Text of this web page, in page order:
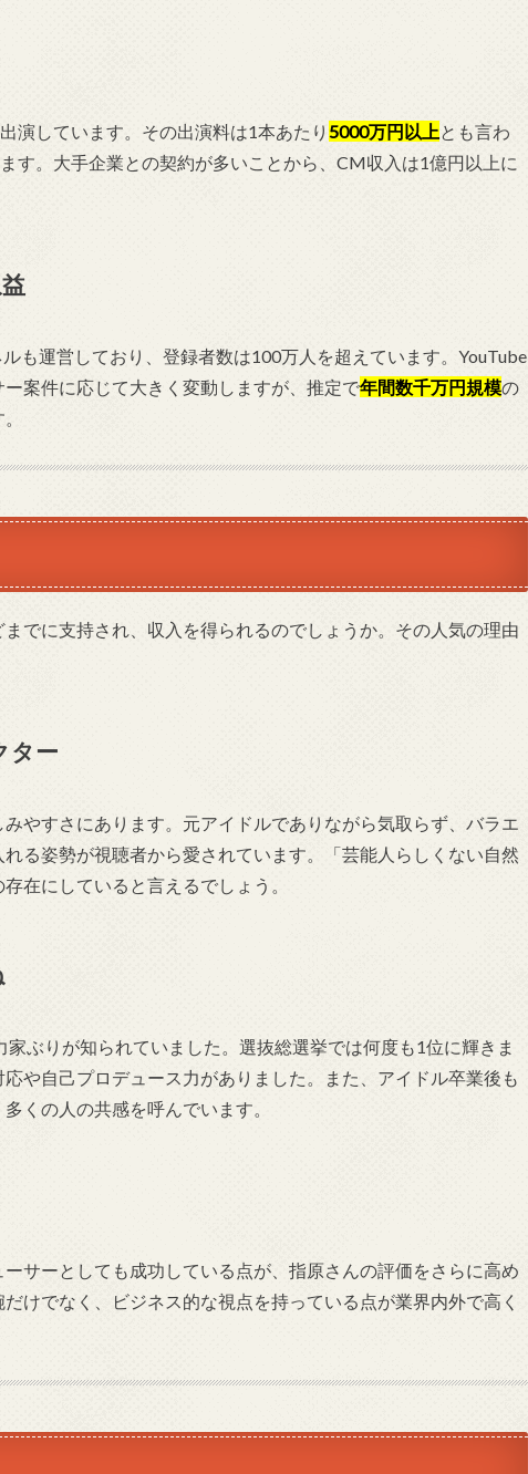
演しています。その出演料は1本あたり 5000万円以上とも言わ
す。大手企業との契約が多いことから、CM収入は1億円以上に
も運営しており、登録者数は100万人を超えています。YouTube
案件に応じて大きく変動しますが、推定で年間数千万円規模の
でに支持され、収入を得られるのでしょうか。その人気の理由
ター
やすさにあります。元アイドルでありながら気取らず、バラエ
る姿勢が視聴者から愛されています。「芸能人らしくない自然
在にしていると言えるでしょう。
ぶりが知られていました。選抜総選挙では何度も1位に輝きま
や自己プロデュース力がありました。また、アイドル卒業後も
くの人の共感を呼んでいます。
サーとしても成功している点が、指原さんの評価をさらに高め
けでなく、ビジネス的な視点を持っている点が業界内外で高く